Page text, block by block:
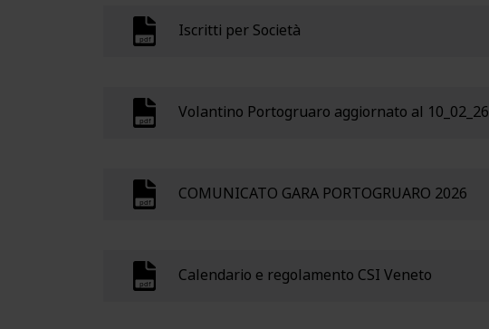
Iscritti per Società
Volantino Portogruaro aggiornato al 10_02_26
COMUNICATO GARA PORTOGRUARO 2026
Calendario e regolamento CSI Veneto